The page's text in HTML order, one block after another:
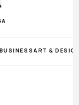
BUSINESS ART &